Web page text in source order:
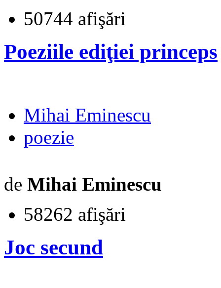
50744 afişări
Poeziile ediţiei princeps
Mihai Eminescu
poezie
de Mihai Eminescu
58262 afişări
Joc secund